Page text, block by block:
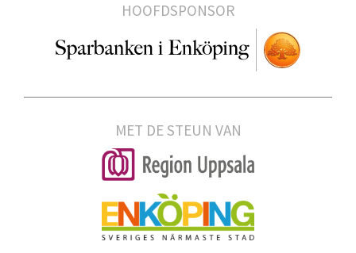
HOOFDSPONSOR
MET DE STEUN VAN